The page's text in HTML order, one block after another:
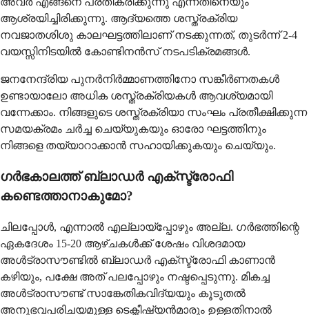
ആശ്രയിച്ചിരിക്കുന്നു. ആദ്യത്തെ ശസ്ത്രക്രിയ
നവജാതശിശു കാലഘട്ടത്തിലാണ് നടക്കുന്നത്, തുടർന്ന് 2-4
വയസ്സിനിടയിൽ കോണ്ടിനൻസ് നടപടിക്രമങ്ങൾ.
ജനനേന്ദ്രിയ പുനർനിർമ്മാണത്തിനോ സങ്കീർണതകൾ
ഉണ്ടായാലോ അധിക ശസ്ത്രക്രിയകൾ ആവശ്യമായി
വന്നേക്കാം. നിങ്ങളുടെ ശസ്ത്രക്രിയാ സംഘം പ്രതീക്ഷിക്കുന്ന
സമയക്രമം ചർച്ച ചെയ്യുകയും ഓരോ ഘട്ടത്തിനും
നിങ്ങളെ തയ്യാറാക്കാൻ സഹായിക്കുകയും ചെയ്യും.
ഗർഭകാലത്ത് ബ്ലാഡർ എക്സ്ട്രോഫി
കണ്ടെത്താനാകുമോ?
ചിലപ്പോൾ, എന്നാൽ എല്ലായ്പ്പോഴും അല്ല. ഗർഭത്തിന്റെ
ഏകദേശം 15-20 ആഴ്ചകൾക്ക് ശേഷം വിശദമായ
അൾട്രാസൗണ്ടിൽ ബ്ലാഡർ എക്സ്ട്രോഫി കാണാൻ
കഴിയും, പക്ഷേ അത് പലപ്പോഴും നഷ്ടപ്പെടുന്നു. മികച്ച
അൾട്രാസൗണ്ട് സാങ്കേതികവിദ്യയും കൂടുതൽ
അനുഭവപരിചയമുള്ള ടെക്നീഷ്യൻമാരും ഉള്ളതിനാൽ